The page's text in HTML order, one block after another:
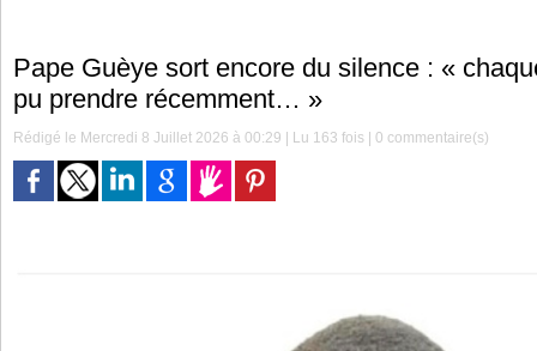
Pape Guèye sort encore du silence : «
pu prendre récemment… »
Rédigé le Mercredi 8 Juillet 2026 à 00:29 | Lu 163 fois |0 commentaire(s)